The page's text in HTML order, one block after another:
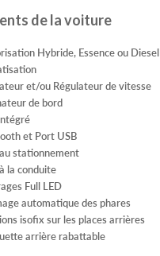
de la voiture
Hybride, Essence ou Diesel
et/ou Régulateur de vitesse
de bord
et Port USB
stationnement
la conduite
Full LED
automatique des phares
isofix sur les places arrières
arrière rabattable